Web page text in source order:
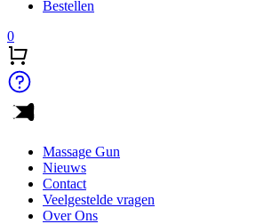
Bestellen
0
Massage Gun
Nieuws
Contact
Veelgestelde vragen
Over Ons